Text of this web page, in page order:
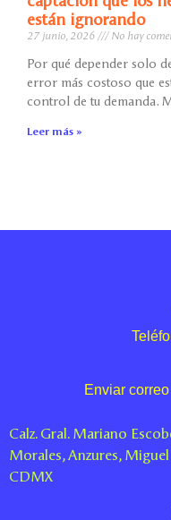
están ignorando
27 junio, 2026 No hay
Por qué depender solo
error más costoso que
control de tu demanda.
Leer más »
Enviar
Calz. Gral. Mariano
Morales, Anzures,
CDMX